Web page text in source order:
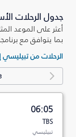
جدول الرحلات
أعثر على الموعد
بما يتوافق مع
الرحلات من
06:05
TBS
تبيليسي